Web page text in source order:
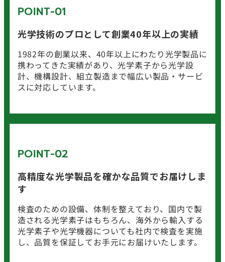
POINT-01
光学技術のプロとして創業40年以上の実績
1982年の創業以来、40年以上にわたり光学製品に
携わってきた実績があり、光学素子から光学設
計、機構設計、組立製造まで幅広い製品・サービ
スに対応しています。
POINT-02
高精度な光学製品を確かな品質でお届けしま
す
検査のための設備、体制を整えており、国内で製
造される光学素子はもちろん、海外から輸入する
光学素子や光学機器についても社内で検査を実施
し、品質を保証してお手元にお届けいたします。